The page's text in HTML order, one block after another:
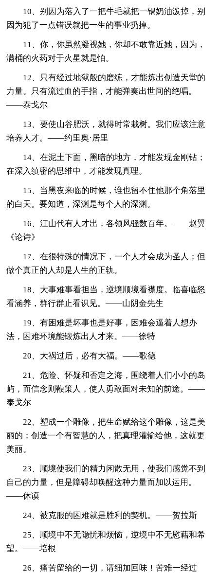
10、别因为落入了一把牛毛就把一锅奶油泼掉，别
因为犯了一点错误就把一生的事业扔掉。
11、你，你虽然凝视她，你却不敢靠近她，因为，
满桶的火药对于火星就是怕。
12、只有经过地狱般的磨练，才能炼出创造天堂的
力量。只有流过血的手指，才能弹奏出世间的绝唱。
——泰戈尔
13、要使山谷肥沃，就得时常栽树。我们应该注意
培养人才。——约里奥·居里
14、在泥土下面，黑暗的地方，才能发现金刚钻；
在深入缜密的思维中，才能发现真理。
15、当黑夜来临的时候，谁也留不住他那个角落里
的白天。要知道，深渊是每个人的深渊。
16、江山代有人才出，各领风骚数百年。——赵翼
《论诗》
17、在很特殊的情况下，一个人才会成为圣人；但
做个真正的人却是人生的正轨。
18、大事难事看担当，逆境顺境看襟度。临喜临怒
看涵养，群行群止看识见。——山阴金先生
19、有困难是坏事也是好事，困难会逼着人想办
法，困难环境能锻炼出人才来。——徐特
20、大祸过后，必有大福。——歌德
21、危险、怀疑和否定之海，围绕着人们小小的岛
屿，而信念则鞭策人，使人勇敢面对未知的前途。——
泰戈尔
22、塑成一个雕像，把生命赋给这个雕像，这是美
丽的；创造一个有智慧的人，把真理灌输给他，这就更
美丽。
23、顺境使我们的精力闲散无用，使我们感觉不到
自己的力量，但是障碍却唤醒这种力量而加以运用。
——休谟
24、被克服的困难就是胜利的契机。——贺拉斯
25、顺境中不无隐忧和烦恼，逆境中不无慰藉和希
望。——培根
26、痛苦留给的一切，请细加回味！苦难一经过